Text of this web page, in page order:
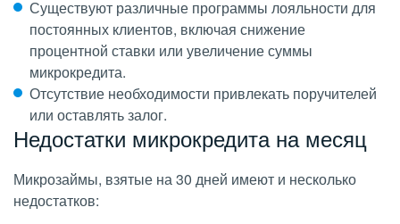
Существуют различные программы лояльности для
постоянных клиентов, включая снижение
процентной ставки или увеличение суммы
микрокредита.
Отсутствие необходимости привлекать поручителей
или оставлять залог.
Недостатки микрокредита на месяц
Микрозаймы, взятые на 30 дней имеют и несколько
недостатков: